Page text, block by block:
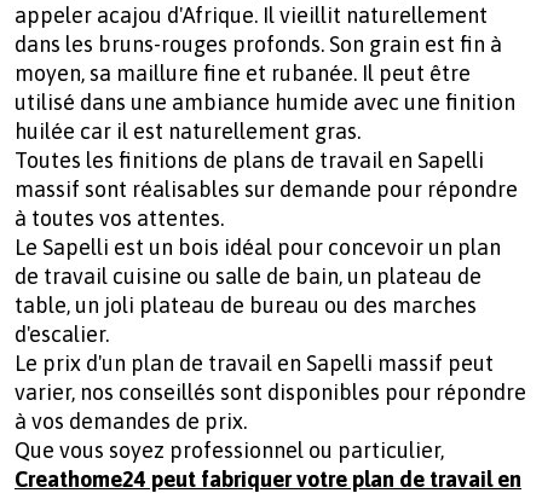
appeler acajou d'Afrique. Il vieillit naturellement
dans les bruns-rouges profonds. Son grain est fin à
moyen, sa maillure fine et rubanée. Il peut être
utilisé dans une ambiance humide avec une finition
huilée car il est naturellement gras.
Toutes les finitions de plans de travail en Sapelli
massif sont réalisables sur demande pour répondre
à toutes vos attentes.
Le Sapelli est un bois idéal pour concevoir un plan
de travail cuisine ou salle de bain, un plateau de
table, un joli plateau de bureau ou des marches
d'escalier.
Le prix d'un plan de travail en Sapelli massif peut
varier, nos conseillés sont disponibles pour répondre
à vos demandes de prix.
Que vous soyez professionnel ou particulier,
Creathome24 peut fabriquer votre plan de travail en